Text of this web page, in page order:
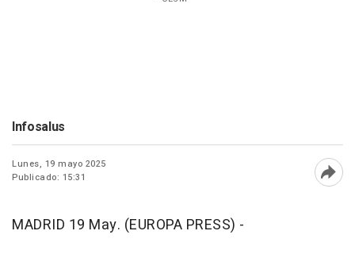
Infosalus
Lunes, 19 mayo 2025
Publicado: 15:31
MADRID 19 May. (EUROPA PRESS) -